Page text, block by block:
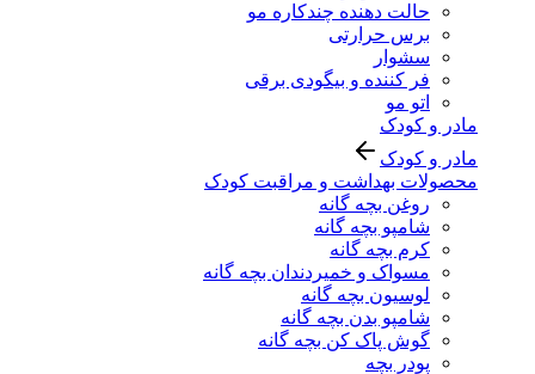
حالت دهنده چندکاره مو
برس حرارتی
سشوار
فر کننده و بیگودی برقی
اتو مو
مادر و کودک
مادر و کودک
محصولات بهداشت و مراقبت کودک
روغن بچه گانه
شامپو بچه گانه
کرم بچه گانه
مسواک و خمیردندان بچه گانه
لوسیون بچه گانه
شامپو بدن بچه گانه
گوش پاک کن بچه گانه
پودر بچه